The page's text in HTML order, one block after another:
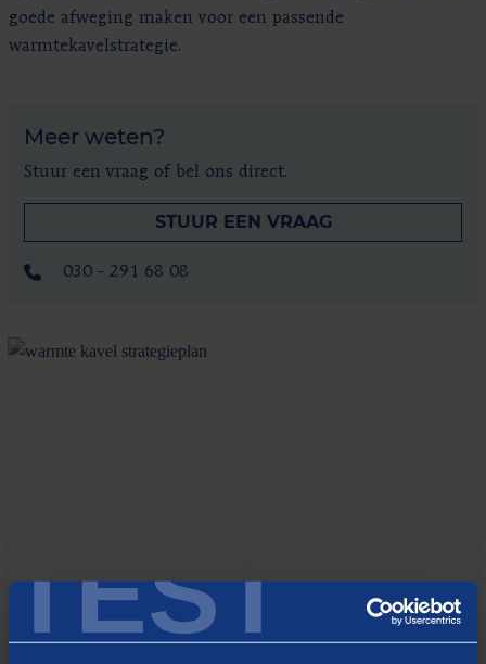
TEST
goede afweging maken voor een passende
warmtekavelstrategie.
Meer weten?
Stuur een vraag of bel ons direct.
STUUR EEN VRAAG
030 - 291 68 08